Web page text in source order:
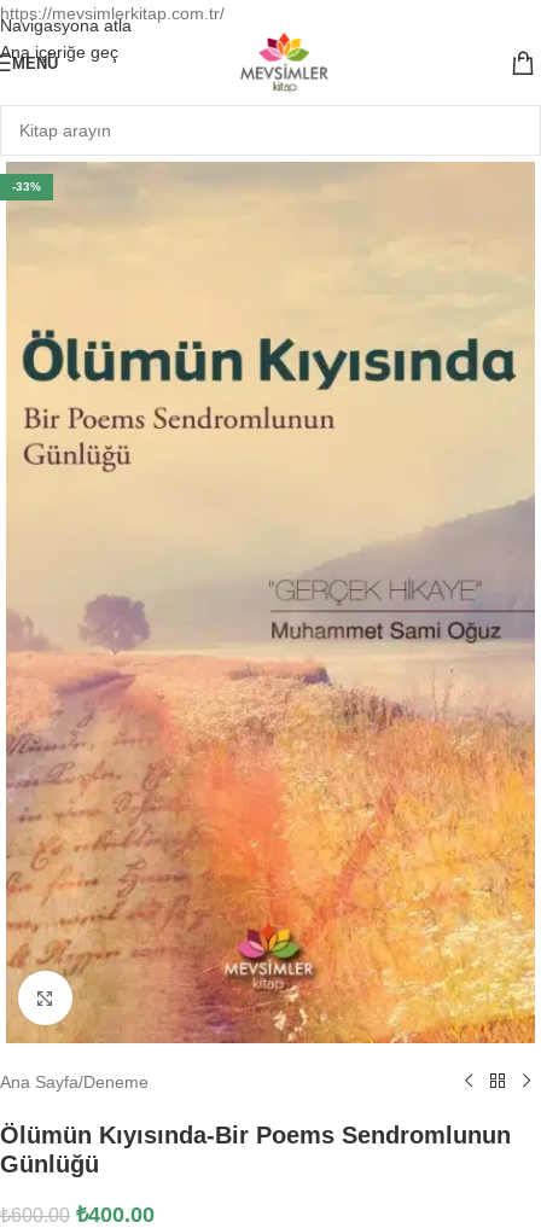
https://mevsimlerkitap.com.tr/
Navigasyona atla
Ana içeriğe geç
MENÜ
-33%
Büyütmek için tıklayın
Ana Sayfa/Deneme
Ölümün Kıyısında-Bir Poems Sendromlunun
Günlüğü
₺600.00 ₺400.00